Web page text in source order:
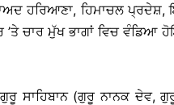
ਹਰਿਆਣਾ, ਹਿਮਾਚਲ ਪ੍ਰਦੇਸ਼,
’ਤੇ ਚਾਰ ਮੁੱਖ ਭਾਗਾਂ ਵਿਚ ਵੰਡਿਆ
ਸਾਹਿਬਾਨ (ਗੁਰੂ ਨਾਨਕ ਦੇਵ,